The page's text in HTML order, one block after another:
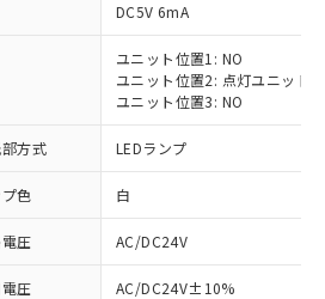
DC5V 6mA
ユニット位置1: NO
ユニット位置2: 点灯ユニット
ユニット位置3: NO
方式 LEDランプ
色 白
圧 AC/DC24V
圧 AC/DC24V±10%